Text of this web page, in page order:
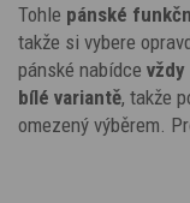
Tohle pánské
takže si vybere
pánské nabídce
bílé variantě, takže
omezený výběrem.